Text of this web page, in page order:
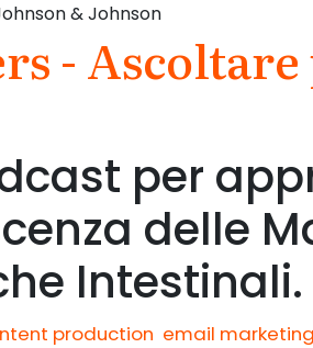
History
& Johnson
-
per
delle
Intestinali.
production email